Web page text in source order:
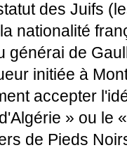
des Juifs
nationalité
générai de
initiée à
accepter
» ou le
de Pieds